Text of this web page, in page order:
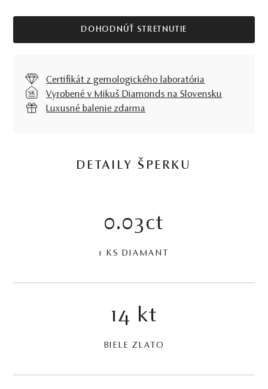
DOHODNÚŤ STRETNUTIE
Certifikát z gemologického laboratória
Vyrobené v Mikuš Diamonds na Slovensku
Luxusné balenie zdarma
DETAILY ŠPERKU
0.03ct
1 KS DIAMANT
14 kt
BIELE ZLATO